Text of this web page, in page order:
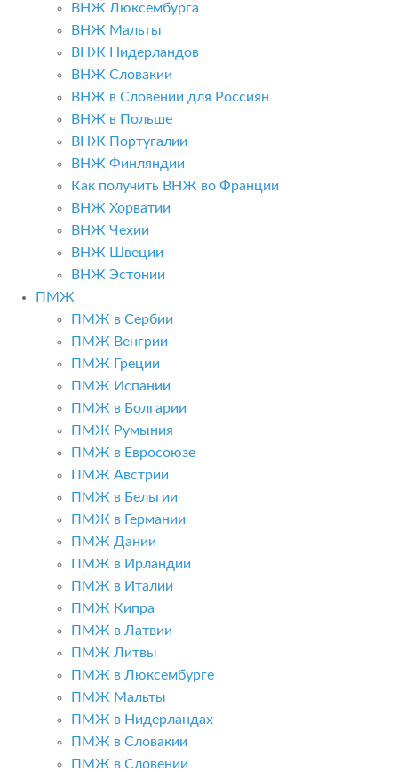
ВНЖ Люксембурга
ВНЖ Мальты
ВНЖ Нидерландов
ВНЖ Словакии
ВНЖ в Словении для Россиян
ВНЖ в Польше
ВНЖ Португалии
ВНЖ Финляндии
Как получить ВНЖ во Франции
ВНЖ Хорватии
ВНЖ Чехии
ВНЖ Швеции
ВНЖ Эстонии
ПМЖ
ПМЖ в Сербии
ПМЖ Венгрии
ПМЖ Греции
ПМЖ Испании
ПМЖ в Болгарии
ПМЖ Румыния
ПМЖ в Евросоюзе
ПМЖ Австрии
ПМЖ в Бельгии
ПМЖ в Германии
ПМЖ Дании
ПМЖ в Ирландии
ПМЖ в Италии
ПМЖ Кипра
ПМЖ в Латвии
ПМЖ Литвы
ПМЖ в Люксембурге
ПМЖ Мальты
ПМЖ в Нидерландах
ПМЖ в Словакии
ПМЖ в Словении